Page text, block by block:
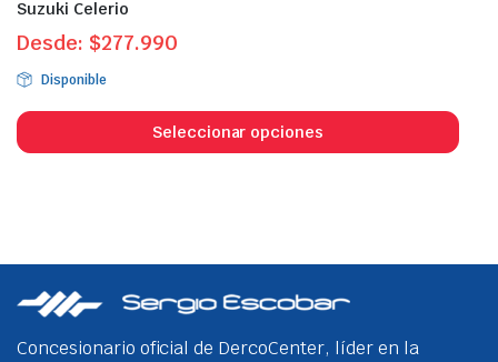
Suzuki Celerio
Desde: $277.990
Disponible
Seleccionar opciones
Concesionario oficial de DercoCenter, líder en la